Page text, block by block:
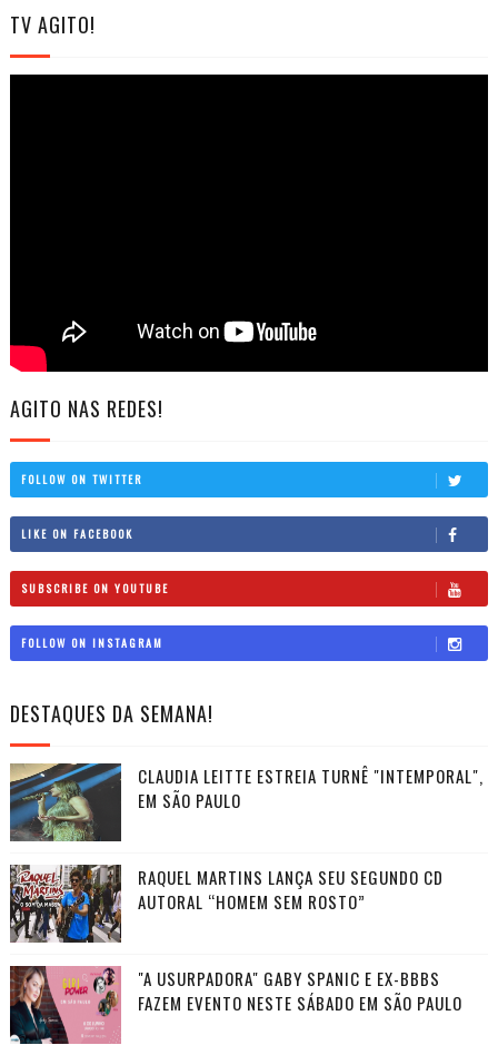
TV AGITO!
AGITO NAS REDES!
FOLLOW ON TWITTER
LIKE ON FACEBOOK
SUBSCRIBE ON YOUTUBE
FOLLOW ON INSTAGRAM
DESTAQUES DA SEMANA!
CLAUDIA LEITTE ESTREIA TURNÊ "INTEMPORAL",
EM SÃO PAULO
RAQUEL MARTINS LANÇA SEU SEGUNDO CD
AUTORAL “HOMEM SEM ROSTO”
"A USURPADORA" GABY SPANIC E EX-BBBS
FAZEM EVENTO NESTE SÁBADO EM SÃO PAULO